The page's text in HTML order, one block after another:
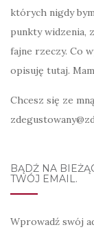
których nigdy
punkty widzenia,
fajne rzeczy. Co
opisuję tutaj.
Chcesz się ze
BĄDŹ NA
TWÓJ EMAIL.
Wprowadź swój